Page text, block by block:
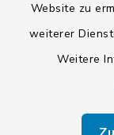
Website zu
weiterer
Weitere